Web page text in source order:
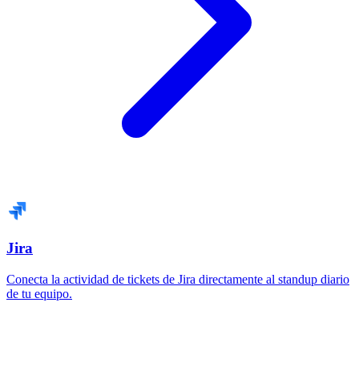
Jira
Conecta la actividad de tickets de Jira directamente al standup diario
de tu equipo.